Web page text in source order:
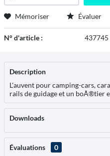
Mémoriser Évaluer
N° d'article : 437745
Description
L'auvent pour camping-cars,
rails de guidage et un boÃ®tier
Downloads
Évaluations
0